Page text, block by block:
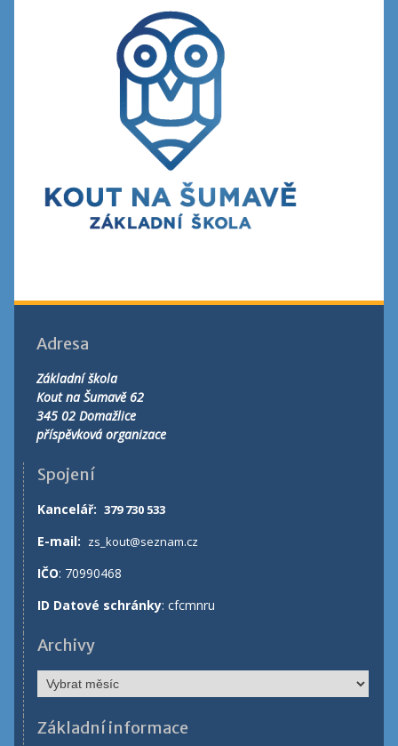
Adresa
Základní škola
Kout na Šumavě 62
345 02 Domažlice
příspěvková organizace
Spojení
Kancelář: 379 730 533
E-mail: zs_kout@seznam.cz
IČO: 70990468
ID Datové schránky: cfcmnru
Archivy
Základní informace